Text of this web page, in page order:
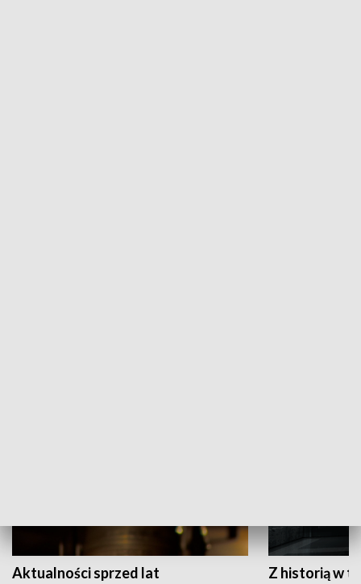
Aktualności sprzed lat Z historią w